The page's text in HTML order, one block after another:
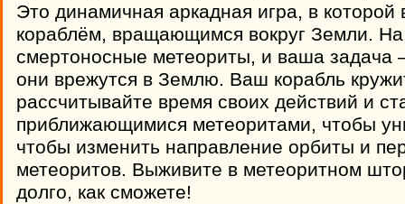
Это динамичная аркадная игра, в которой
кораблём, вращающимся вокруг Земли. На
смертоносные метеориты, и ваша задача
они врежутся в Землю. Ваш корабль
рассчитывайте время своих действий и
приближающимися метеоритами, чтобы
чтобы изменить направление орбиты и
метеоритов. Выживите в метеоритном
долго, как сможете!